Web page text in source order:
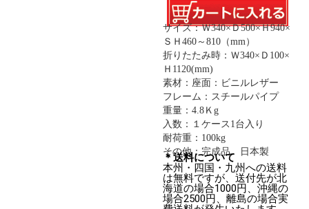
サイズ：Ｗ340×Ｄ500×Ｈ940×
ＳＨ460～810（mm）
折りたたみ時：Ｗ340×Ｄ100×
Ｈ1120(mm)
素材：座面：ビニルレザー
フレーム：スチールパイプ
重量：4.8Ｋg
入数：１ケース1台入り
耐荷重：100kg
その他：完成品 日本製
＊送料について
本州・四国・九州への送料
は無料ですが、送付先が北
海道の場合1000円、沖縄の
場合2500円、離島の場合実